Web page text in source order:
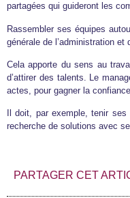
partagées qui guideront les
Rassembler ses équipes
générale de l’administration
Cela apporte du sens au
d’attirer des talents. Le
actes, pour gagner la
Il doit, par exemple, tenir
recherche de solutions avec
PARTAGER CET